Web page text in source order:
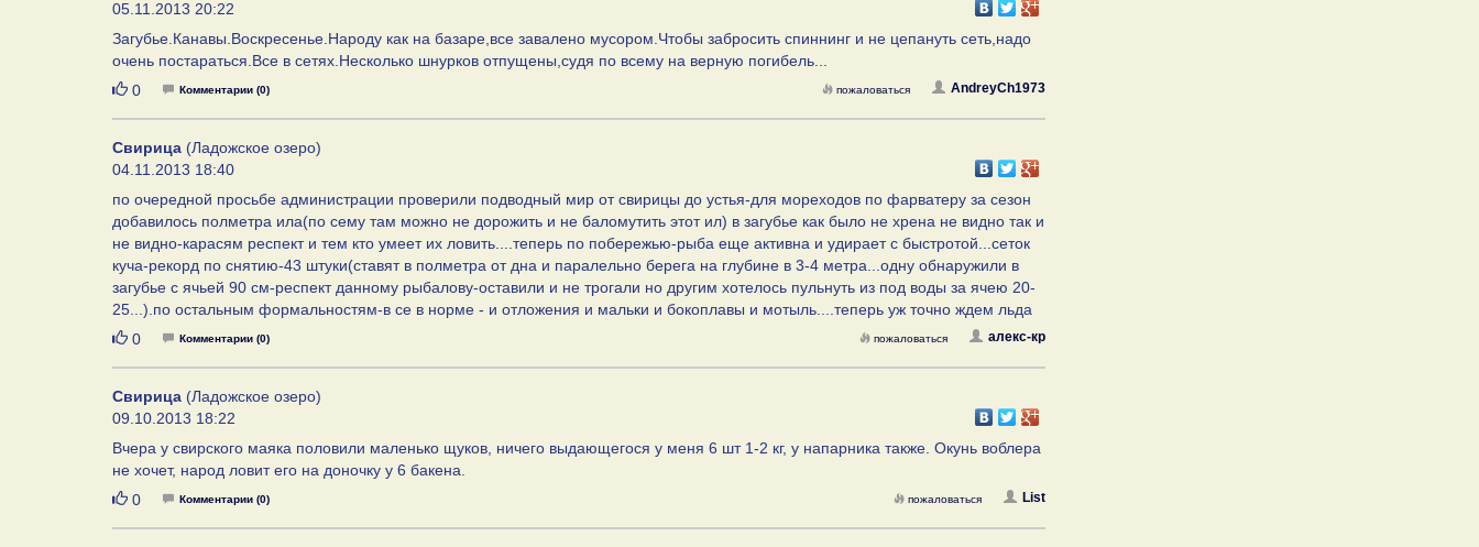
05.11.2013 20:22
Загубье.Канавы.Воскресенье.Народу как на базаре,все завалено мусором.Чтобы забросить спиннинг и не цепануть сеть,надо
очень постараться.Все в сетях.Несколько шнурков отпущены,судя по всему на верную погибель...
Нравится
0 Комментарии (0) AndreyCh1973
пожаловаться
Свирица (Ладожское озеро)
04.11.2013 18:40
по очередной просьбе администрации проверили подводный мир от свирицы до устья-для мореходов по фарватеру за сезон
добавилось полметра ила(по сему там можно не дорожить и не баломутить этот ил) в загубье как было не хрена не видно так и
не видно-карасям респект и тем кто умеет их ловить....теперь по побережью-рыба еще активна и удирает с быстротой...сеток
куча-рекорд по снятию-43 штуки(ставят в полметра от дна и паралельно берега на глубине в 3-4 метра...одну обнаружили в
загубье с ячьей 90 см-респект данному рыбалову-оставили и не трогали но другим хотелось пульнуть из под воды за ячею 20-
25...).по остальным формальностям-в се в норме - и отложения и мальки и бокоплавы и мотыль....теперь уж точно ждем льда
Нравится
0 Комментарии (0) алекс-кр
пожаловаться
Свирица (Ладожское озеро)
09.10.2013 18:22
Вчера у свирского маяка половили маленько щуков, ничего выдающегося у меня 6 шт 1-2 кг, у напарника также. Окунь воблера
не хочет, народ ловит его на доночку у 6 бакена.
Нравится
0 Комментарии (0) List
пожаловаться